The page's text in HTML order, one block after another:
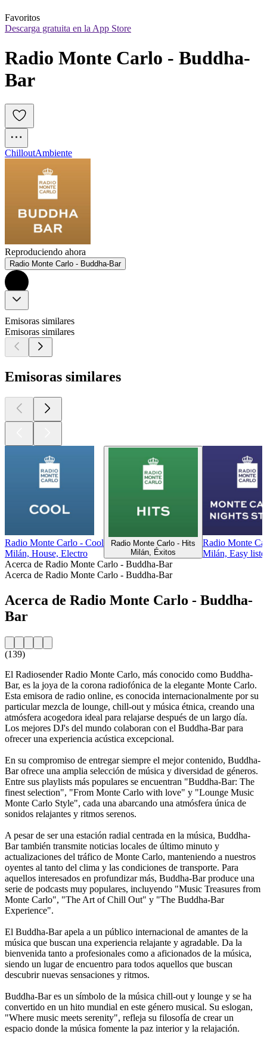
Favoritos
Descarga gratuita en la App Store
Radio Monte Carlo - Buddha-
Bar
ChilloutAmbiente
Reproduciendo ahora
Radio Monte Carlo - Buddha-Bar
Emisoras similares
Emisoras similares
Emisoras similares
Radio Monte Carlo - Cool
Milán, House, Electro
Radio Monte Carlo - Hits
Milán, Éxitos
Radio Monte
Milán, Easy
Acerca de Radio Monte Carlo - Buddha-Bar
Acerca de Radio Monte Carlo - Buddha-Bar
Acerca de Radio Monte Carlo - Buddha-
Bar
(139)
El Radiosender Radio Monte Carlo, más conocido como Buddha-
Bar, es la joya de la corona radiofónica de la elegante Monte Carlo.
Esta emisora de radio online, es conocida internacionalmente por su
particular mezcla de lounge, chill-out y música étnica, creando una
atmósfera acogedora ideal para relajarse después de un largo día.
Los mejores DJ's del mundo colaboran con el Buddha-Bar para
ofrecer una experiencia acústica excepcional.
En su compromiso de entregar siempre el mejor contenido, Buddha-
Bar ofrece una amplia selección de música y diversidad de géneros.
Entre sus playlists más populares se encuentran "Buddha-Bar: The
finest selection", "From Monte Carlo with love" y "Lounge Music
Monte Carlo Style", cada una abarcando una atmósfera única de
sonidos relajantes y ritmos serenos.
A pesar de ser una estación radial centrada en la música, Buddha-
Bar también transmite noticias locales de último minuto y
actualizaciones del tráfico de Monte Carlo, manteniendo a nuestros
oyentes al tanto del clima y las condiciones de transporte. Para
aquellos interesados en profundizar más, Buddha-Bar produce una
serie de podcasts muy populares, incluyendo "Music Treasures from
Monte Carlo", "The Art of Chill Out" y "The Buddha-Bar
Experience".
El Buddha-Bar apela a un público internacional de amantes de la
música que buscan una experiencia relajante y agradable. Da la
bienvenida tanto a profesionales como a aficionados de la música,
siendo un lugar de encuentro para todos aquellos que buscan
descubrir nuevas sensaciones y ritmos.
Buddha-Bar es un símbolo de la música chill-out y lounge y se ha
convertido en un hito mundial en este género musical. Su eslogan,
"Where music meets serenity", refleja su filosofía de crear un
espacio donde la música fomente la paz interior y la relajación.